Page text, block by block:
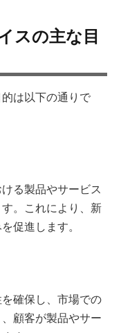
スの主な目
は以下の通りで
る製品やサービス
。これにより、新
促進します。
確保し、市場での
顧客が製品やサー